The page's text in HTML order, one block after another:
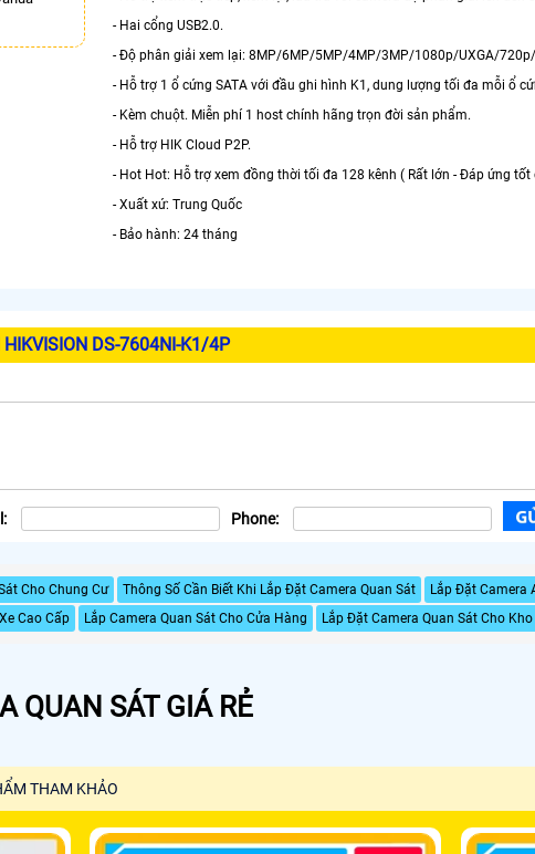
- Hai cổng USB2.0.
- Độ phân giải xem lại: 8MP/6MP/5MP/4MP/3MP/1080p/UXGA/
- Hỗ trợ 1 ổ cứng SATA với đầu ghi hình K1, dung lượng tối đa mỗi ổ
- Kèm chuột. Miễn phí 1 host chính hãng trọn đời sản phẩm.
- Hỗ trợ HIK Cloud P2P.
- Hot Hot: Hỗ trợ xem đồng thời tối đa 128 kênh ( Rất lớn - Đáp ứng
- Xuất xứ: Trung Quốc
- Bảo hành: 24 tháng
DS-7604NI-K1/4P
Phone:
Cho Chung Cư Thông Số Cần Biết Khi Lắp Đặt Camera Quan Sát Lắp Đặt Camera
Cao Cấp Lắp Camera Quan Sát Cho Cửa Hàng Lắp Đặt Camera Quan Sát Cho
QUAN SÁT GIÁ RẺ
THAM KHẢO